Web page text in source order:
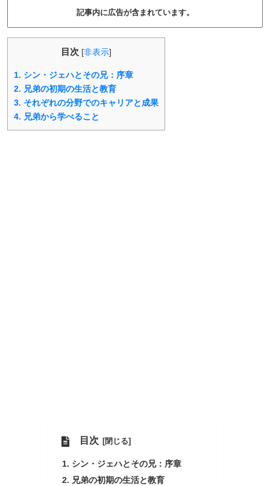
記事内に広告が含まれています。
目次 [非表示]
1. シン・ジェハとその兄：序章
2. 兄弟の初期の生活と教育
3. それぞれの分野でのキャリアと成果
4. 兄弟から学べること
目次
シン・ジェハとその兄：序章
兄弟の初期の生活と教育